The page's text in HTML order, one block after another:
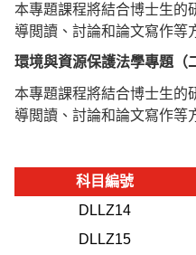
本專題課程將結合博士生的
導閲讀、討論和論文寫作等
環境與資源保護法學專題（
本專題課程將結合博士生的
導閲讀、討論和論文寫作等
科目編號
DLLZ14
DLLZ15